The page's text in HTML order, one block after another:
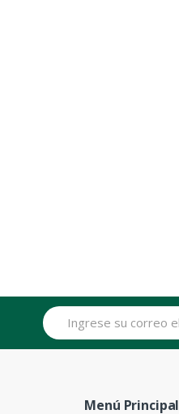
Menú Principal